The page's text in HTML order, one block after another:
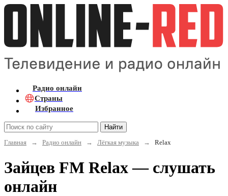
Радио онлайн
Страны
Избранное
Найти
Главная
→ Радио онлайн → Лёгкая музыка → Relax
Зайцев FM Relax — слушать
онлайн